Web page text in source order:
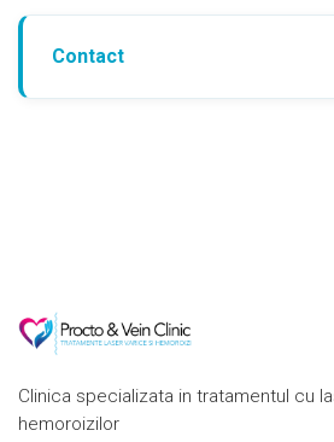
Contact
Clinica specializata in tratamentul cu
hemoroizilor